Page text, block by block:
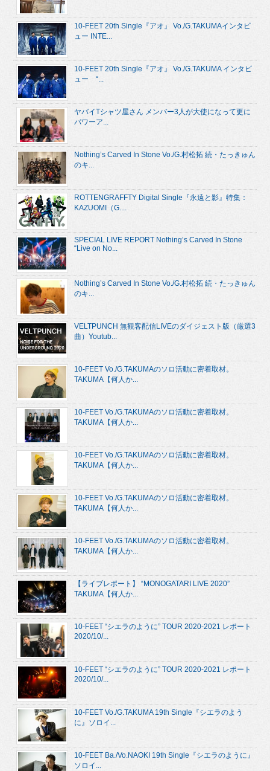
10-FEET 20th Single『アオ』 Vo./G.TAKUMAインタビ
ュー INTE...
10-FEET 20th Single『アオ』 Vo./G.TAKUMA インタビ
ュー “...
ヤバイTシャツ屋さん メンバー3人が大使になって更に
パワーア...
Nothing’s Carved In Stone Vo./G.村松拓 続・たっきゅん
のキ...
ROTTENGRAFFTY Digital Single『永遠と影』特集：
KAZUOMI（G....
SPECIAL LIVE REPORT Nothing’s Carved In Stone
“Live on No...
Nothing’s Carved In Stone Vo./G.村松拓 続・たっきゅん
のキ...
VELTPUNCH 無観客配信LIVEのダイジェスト版（厳選3
曲）Youtub...
10-FEET Vo./G.TAKUMAのソロ活動に密着取材。
TAKUMA【何人か...
10-FEET Vo./G.TAKUMAのソロ活動に密着取材。
TAKUMA【何人か...
10-FEET Vo./G.TAKUMAのソロ活動に密着取材。
TAKUMA【何人か...
10-FEET Vo./G.TAKUMAのソロ活動に密着取材。
TAKUMA【何人か...
10-FEET Vo./G.TAKUMAのソロ活動に密着取材。
TAKUMA【何人か...
【ライブレポート】 “MONOGATARI LIVE 2020”
TAKUMA【何人か...
10-FEET “シエラのように” TOUR 2020-2021 レポート
2020/10/...
10-FEET “シエラのように” TOUR 2020-2021 レポート
2020/10/...
10-FEET Vo./G.TAKUMA 19th Single『シエラのよう
に』ソロイ...
10-FEET Ba./Vo.NAOKI 19th Single『シエラのように』
ソロイ...